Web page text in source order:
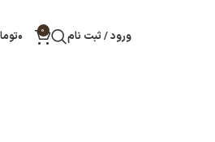
ورود / ثبت نام 0 ۰